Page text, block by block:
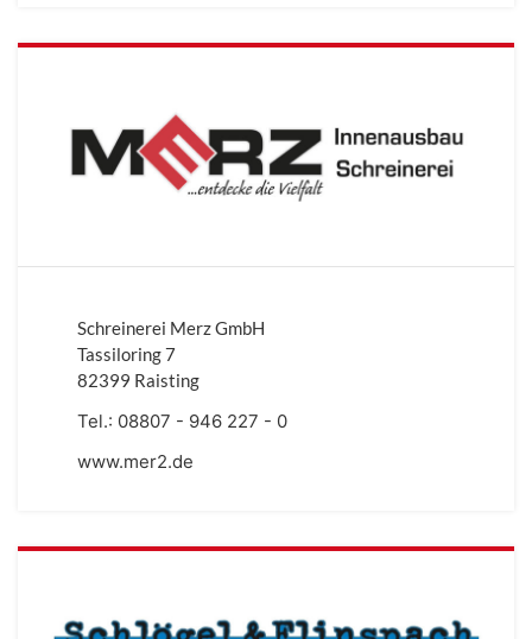
Schreinerei Merz GmbH
Tassiloring 7
82399 Raisting
Tel.: 08807 - 946 227 - 0
www.mer2.de